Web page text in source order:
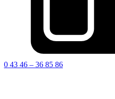
0 43 46 – 36 85 86